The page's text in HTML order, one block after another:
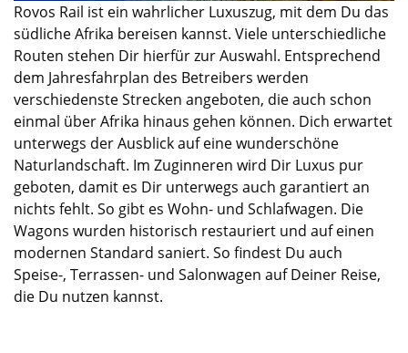
Rovos Rail ist ein wahrlicher Luxuszug, mit dem Du das
südliche Afrika bereisen kannst. Viele unterschiedliche
Routen stehen Dir hierfürzur Auswahl. Entsprechend
dem Jahresfahrplan des Betreibers werden
verschiedenste Strecken angeboten, die auch schon
einmal über Afrika hinaus gehen können. Dich erwartet
unterwegs der Ausblick auf einewunderschöne
Naturlandschaft. Im Zuginneren wird Dir Luxus pur
geboten, damit es Dir unterwegs auch garantiert an
nichts fehlt. So gibt es Wohn- und Schlafwagen. Die
Wagons wurden historisch restauriert und auf einen
modernen Standard saniert. So findest Du auch
Speise-, Terrassen- und Salonwagen auf Deiner Reise,
die Du nutzen kannst.